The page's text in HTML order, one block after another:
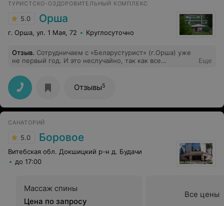
ТУРИСТСКО-ОЗДОРОВИТЕЛЬНЫЙ КОМПЛЕКС
5.0 Орша
г. Орша, ул. 1 Мая, 72 Круглосуточно
Отзыв. Сотрудничаем с «Беларустурист» (г.Орша) уже
не первый год. И это неслучайно, так как все
экскурсия в город Минск прошла безупречно, все
участники получили массу впечатлений. Вернулись
восторженные и вдохновлённые. Это, конечно связано
с тем, что комплекс услуг был предоставлен высокого
уровня.
Еще
Отзывы5
САНАТОРИЙ
5.0 Боровое
Витебская обл. Докшицкий р-н д. Будачи
до 17:00
Массаж спины
Цена по запросу
Все цены